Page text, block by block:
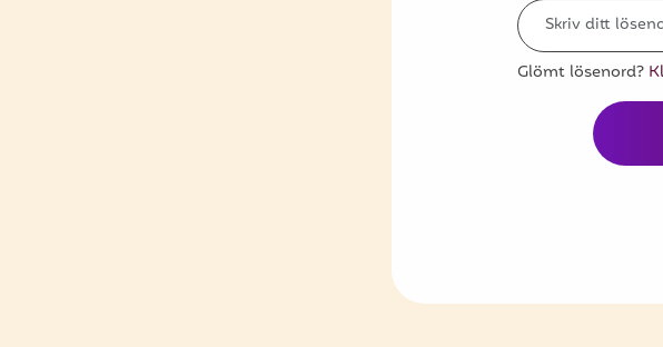
Glömt lösenord?